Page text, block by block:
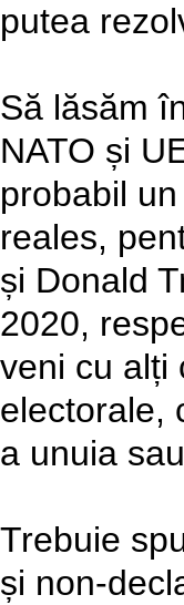
putea
Să lăsăm
NATO și
probabil
reales,
și Donald
2020,
veni cu alți
electorale,
a unuia
Trebuie
și non-